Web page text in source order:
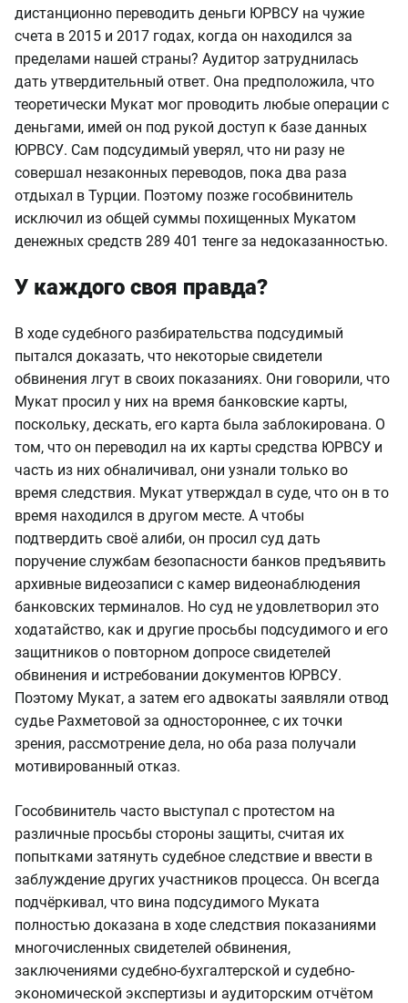
дистанционно переводить деньги ЮРВСУ на чужие
счета в 2015 и 2017 годах, когда он находился за
пределами нашей страны? Аудитор затруднилась
дать утвердительный ответ. Она предположила, что
теоретически Мукат мог проводить любые операции с
деньгами, имей он под рукой доступ к базе данных
ЮРВСУ. Сам подсудимый уверял, что ни разу не
совершал незаконных переводов, пока два раза
отдыхал в Турции. Поэтому позже гособвинитель
исключил из общей суммы похищенных Мукатом
денежных средств 289 401 тенге за недоказанностью.
У каждого своя правда?
В ходе судебного разбирательства подсудимый
пытался доказать, что некоторые свидетели
обвинения лгут в своих показаниях. Они говорили, что
Мукат просил у них на время банковские карты,
поскольку, дескать, его карта была заблокирована. О
том, что он переводил на их карты средства ЮРВСУ и
часть из них обналичивал, они узнали только во
время следствия. Мукат утверждал в суде, что он в то
время находился в другом месте. А чтобы
подтвердить своё алиби, он просил суд дать
поручение службам безопасности банков предъявить
архивные видеозаписи с камер видеонаблюдения
банковских терминалов. Но суд не удовлетворил это
ходатайство, как и другие просьбы подсудимого и его
защитников о повторном допросе свидетелей
обвинения и истребовании документов ЮРВСУ.
Поэтому Мукат, а затем его адвокаты заявляли отвод
судье Рахметовой за одностороннее, с их точки
зрения, рассмотрение дела, но оба раза получали
мотивированный отказ.
Гособвинитель часто выступал с протестом на
различные просьбы стороны защиты, считая их
попытками затянуть судебное следствие и ввести в
заблуждение других участников процесса. Он всегда
подчёркивал, что вина подсудимого Муката
полностью доказана в ходе следствия показаниями
многочисленных свидетелей обвинения,
заключениями судебно-бухгалтерской и судебно-
экономической экспертизы и аудиторским отчётом